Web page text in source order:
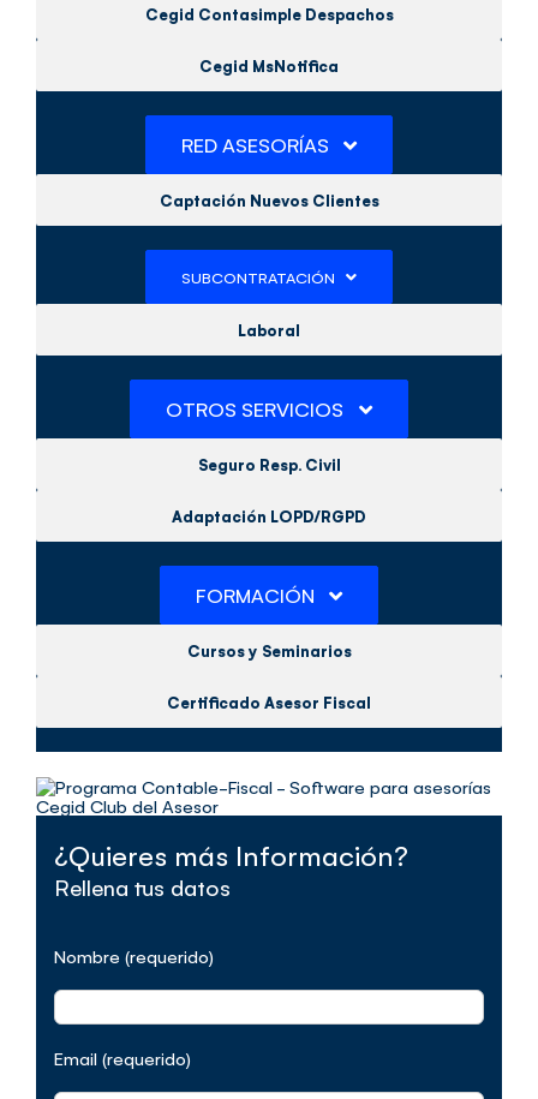
Cegid Contasimple Despachos
Cegid MsNotifica
RED ASESORÍAS
Captación Nuevos Clientes
SUBCONTRATACIÓN
Laboral
OTROS SERVICIOS
Seguro Resp. Civil
Adaptación LOPD/RGPD
FORMACIÓN
Cursos y Seminarios
Certificado Asesor Fiscal
¿Quieres más Información?
Rellena tus datos
Nombre (requerido)
Email (requerido)